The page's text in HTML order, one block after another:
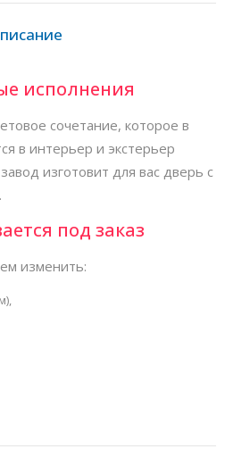
исполнения
сочетание, которое в
в интерьер и экстерьер
изготовит для вас дверь с
под заказ
изменить: